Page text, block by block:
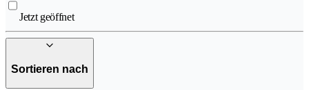
Jetzt geöffnet
Sortieren nach